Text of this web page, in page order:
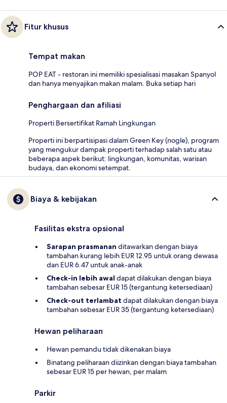
Fitur khusus
Tempat makan
POP EAT - restoran ini memiliki spesialisasi masakan Spanyol
dan hanya menyajikan makan malam. Buka setiap hari
Penghargaan dan afiliasi
Properti Bersertifikat Ramah Lingkungan
Properti ini berpartisipasi dalam Green Key (nogle), program
yang mengukur dampak properti terhadap salah satu atau
beberapa aspek berikut: lingkungan, komunitas, warisan
budaya, dan ekonomi setempat.
Biaya & kebijakan
Fasilitas ekstra opsional
Sarapan prasmanan ditawarkan dengan biaya
tambahan kurang lebih EUR 12.95 untuk orang dewasa
dan EUR 6.47 untuk anak-anak
Check-in lebih awal dapat dilakukan dengan biaya
tambahan sebesar EUR 15 (tergantung ketersediaan)
Check-out terlambat dapat dilakukan dengan biaya
tambahan sebesar EUR 35 (tergantung ketersediaan)
Hewan peliharaan
Hewan pemandu tidak dikenakan biaya
Binatang peliharaan diizinkan dengan biaya tambahan
sebesar EUR 15 per hewan, per malam
Parkir